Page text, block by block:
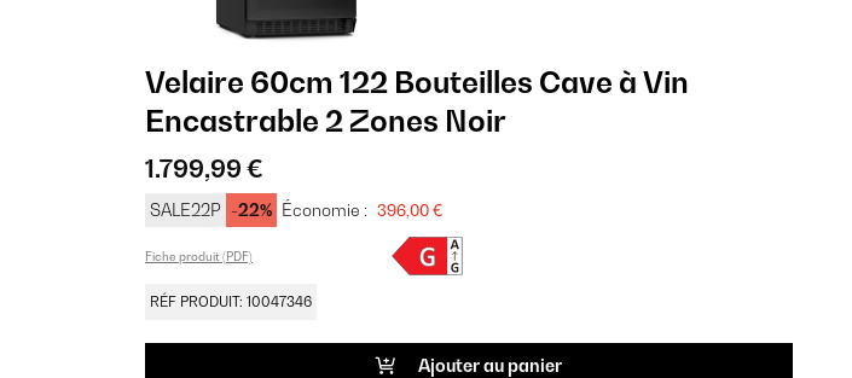
Velaire 60cm 122 Bouteilles Cave à Vin
Encastrable 2 Zones Noir
1.799,99 €
SALE22P -22% Économie : 396,00 €
Fiche produit (PDF)
RÉF PRODUIT: 10047346
Ajouter au panier